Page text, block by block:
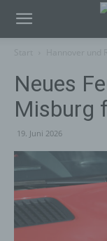
Neues
Misburg
19. Juni 2026